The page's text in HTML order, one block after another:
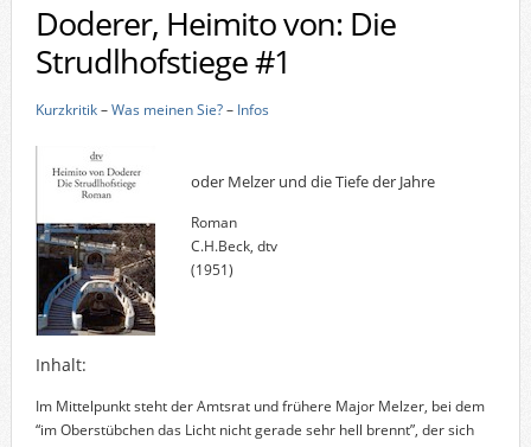
Doderer, Heimito von: Die
Strudlhofstiege #1
Kurzkritik–Was meinen Sie?– Infos
oder Melzer und die Tiefe der Jahre
Roman
C.H.Beck, dtv
(1951)
Inhalt:
Im Mittelpunkt steht der Amtsrat und frühere Major Melzer, bei dem
“im Oberstübchen das Licht nicht gerade sehr hell brennt”, der sich